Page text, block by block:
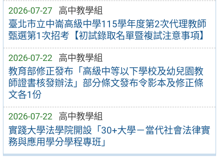
2026-07-27 高中教學組
臺北市立中崙高級中學115學年度第2次代理教師
甄選第1次招考【初試錄取名單暨複試注意事項】
2026-07-22 高中教學組
教育部修正發布「高級中等以下學校及幼兒園教
師證書核發辦法」部分條文發布令影本及修正條
文各1份
2026-07-22 高中教學組
實踐大學法學院開設「30+大學－當代社會法律實
務與應用學分學程專班」